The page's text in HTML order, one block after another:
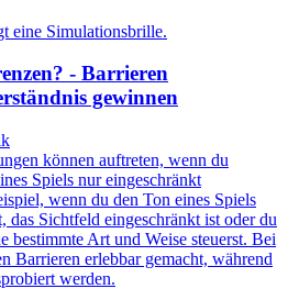
- Barrieren
gewinnen
können auftreten, wenn du
Spiels nur eingeschränkt
wenn du den Ton eines Spiels
das Sichtfeld eingeschränkt ist oder du
bestimmte Art und Weise steuerst. Bei
Barrieren erlebbar gemacht, während
werden.